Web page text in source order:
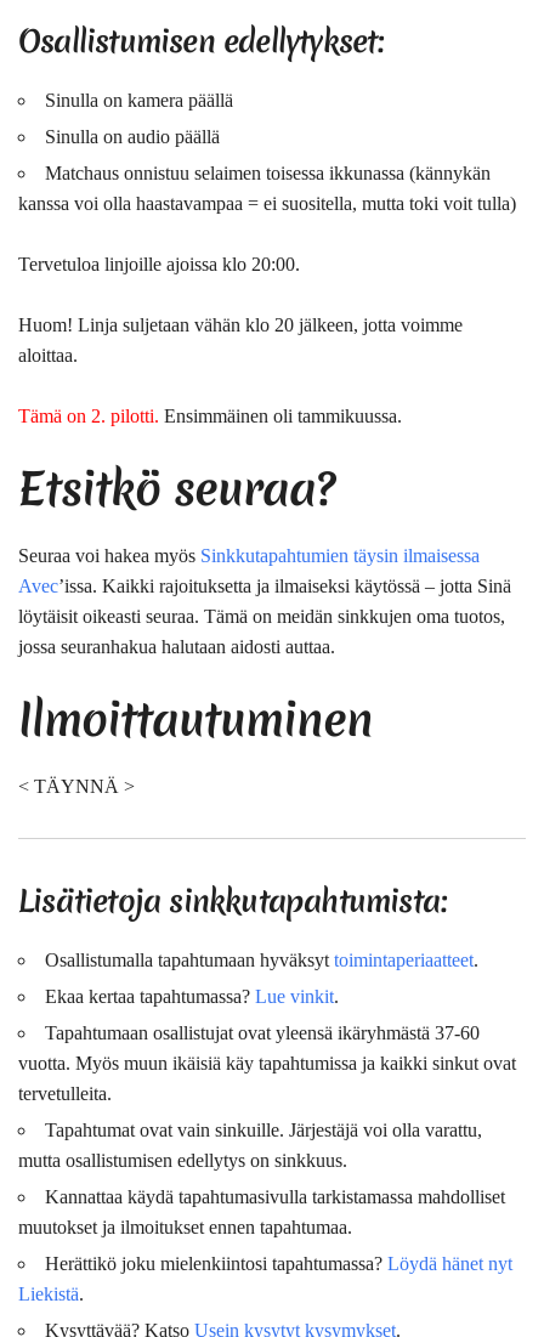
Osallistumisen edellytykset:
Sinulla on kamera päällä
Sinulla on audio päällä
Matchaus onnistuu selaimen toisessa ikkunassa (kännykän
kanssa voi olla haastavampaa = ei suositella, mutta toki voit tulla)
Tervetuloa linjoille ajoissa klo 20:00.
Huom! Linja suljetaan vähän klo 20 jälkeen, jotta voimme
aloittaa.
Tämä on 2. pilotti. Ensimmäinen oli tammikuussa.
Etsitkö seuraa?
Seuraa voi hakea myös Sinkkutapahtumien täysin ilmaisessa
Avec’issa. Kaikki rajoituksetta ja ilmaiseksi käytössä – jotta Sinä
löytäisit oikeasti seuraa. Tämä on meidän sinkkujen oma tuotos,
jossa seuranhakua halutaan aidosti auttaa.
Ilmoittautuminen
< TÄYNNÄ >
Lisätietoja sinkkutapahtumista:
Osallistumalla tapahtumaan hyväksyt toimintaperiaatteet.
Ekaa kertaa tapahtumassa? Lue vinkit.
Tapahtumaan osallistujat ovat yleensä ikäryhmästä 37-60
vuotta. Myös muun ikäisiä käy tapahtumissa ja kaikki sinkut ovat
tervetulleita.
Tapahtumat ovat vain sinkuille. Järjestäjä voi olla varattu,
mutta osallistumisen edellytys on sinkkuus.
Kannattaa käydä tapahtumasivulla tarkistamassa mahdolliset
muutokset ja ilmoitukset ennen tapahtumaa.
Herättikö joku mielenkiintosi tapahtumassa? Löydä hänet nyt
Liekistä.
Kysyttävää? Katso Usein kysytyt kysymykset.